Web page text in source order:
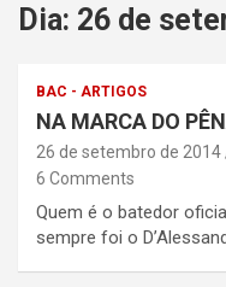
Dia: 26 de
BAC - ARTIGOS
NA MARCA DO
26 de setembro de 2014
6 Comments
Quem é o batedor
sempre foi o